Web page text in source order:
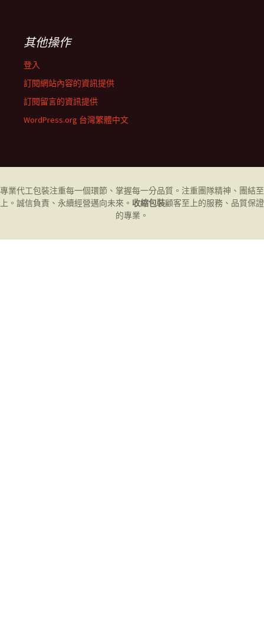
其他操作
登入
訂閱網站內容的資訊提供
訂閱留言的資訊提供
WordPress.org 台灣繁體中文
專業代工包裝注重每一個環節、掌握每一分品質。注重團隊精神、團結至
上。誠信負責、永續經營邁向未來。 收縮包裝顧客至上的服務、品質保證
的專業。